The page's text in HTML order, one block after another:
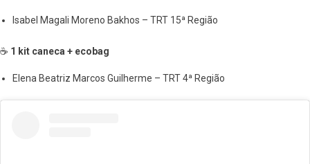
Isabel Magali Moreno Bakhos – TRT 15ª Região
☕ 1 kit caneca + ecobag
Elena Beatriz Marcos Guilherme – TRT 4ª Região